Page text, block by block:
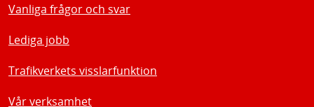
Vanliga frågor och svar
Lediga jobb
Trafikverkets visslarfunktion
Vår verksamhet